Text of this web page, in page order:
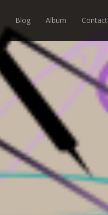
Blog Album Contact